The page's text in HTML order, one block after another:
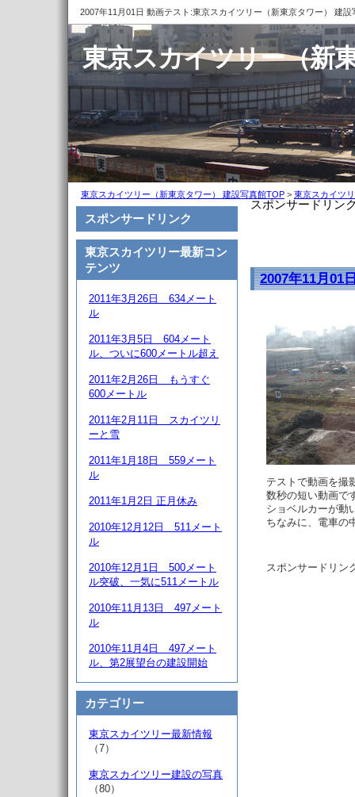
2007年11月01日 動画テスト:東京スカイツリー（新東京タワー） 建設
スポンサードリン
2007年11月01
テストで動画を撮
数秒の短い動画で
ショベルカーが動
ちなみに、電車の
スポンサードリン
スポンサードリンク
東京スカイツリー最新コン
テンツ
2011年3月26日 634メート
ル
2011年3月5日 604メート
ル、ついに600メートル超え
2011年2月26日 もうすぐ
600メートル
2011年2月11日 スカイツリ
ーと雪
2011年1月18日 559メート
ル
2011年1月2日 正月休み
2010年12月12日 511メート
ル
2010年12月1日 500メート
ル突破、一気に511メートル
2010年11月13日 497メート
ル
2010年11月4日 497メート
ル、第2展望台の建設開始
カテゴリー
東京スカイツリー最新情報
（7）
東京スカイツリー建設の写真
（80）
東京スカイツリー（新
東京スカイツリー（新東京タワー） 建設写真館TOP > 東京スカイツ